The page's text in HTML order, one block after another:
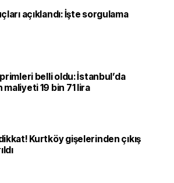
açıklandı: İşte sorgulama
belli oldu: İstanbul’da
maliyeti 19 bin 71 lira
Kurtköy gişelerinden çıkış